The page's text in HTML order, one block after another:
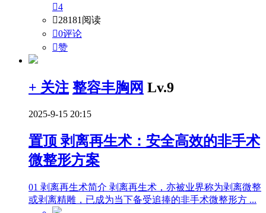
4
28181阅读
0评论
赞
+ 关注 整容丰胸网 Lv.9
2025-9-15 20:15
置顶 剥离再生术：安全高效的非手术
微整形方案
01 剥离再生术简介 剥离再生术，亦被业界称为剥离微整
或剥离精雕，已成为当下备受追捧的非手术微整形方 ...